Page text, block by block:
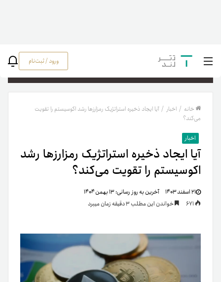
ورود / ثبت‌نام
خانه / اخبار / آیا ایجاد ذخیره استراتژیک رمزارزها رشد اکوسیستم را تقویت
می‌کند؟
اخبار
آیا ایجاد ذخیره استراتژیک رمزارزها رشد
اکوسیستم را تقویت می‌کند؟
۲۱ اسفند ۱۴۰۳ آخرین به روز رسانی:۱۳ بهمن ۱۴۰۴
خواندن این مطلب 3 دقیقه زمان میبرد